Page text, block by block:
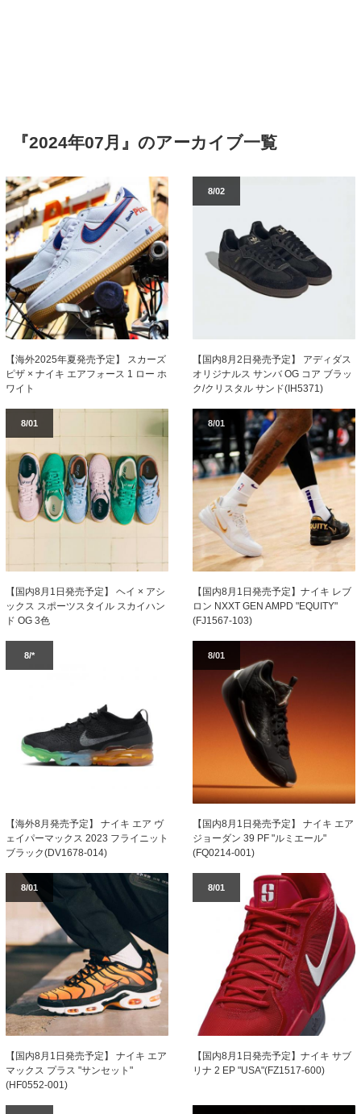
『2024年07月』のアーカイブ一覧
【海外2025年夏発売予定】 スカーズ
ピザ × ナイキ エアフォース 1 ロー ホ
ワイト
8/02
【国内8月2日発売予定】 アディダス
オリジナルス サンバ OG コア ブラッ
ク/クリスタル サンド(IH5371)
8/01
【国内8月1日発売予定】 ヘイ × アシ
ックス スポーツスタイル スカイハン
ド OG 3色
8/01
【国内8月1日発売予定】ナイキ レブ
ロン NXXT GEN AMPD "EQUITY"
(FJ1567-103)
8/*
【海外8月発売予定】 ナイキ エア ヴ
ェイパーマックス 2023 フライニット
ブラック(DV1678-014)
8/01
【国内8月1日発売予定】 ナイキ エア
ジョーダン 39 PF "ルミエール"
(FQ0214-001)
8/01
【国内8月1日発売予定】 ナイキ エア
マックス プラス "サンセット"
(HF0552-001)
8/01
【国内8月1日発売予定】ナイキ サブ
リナ 2 EP "USA"(FZ1517-600)